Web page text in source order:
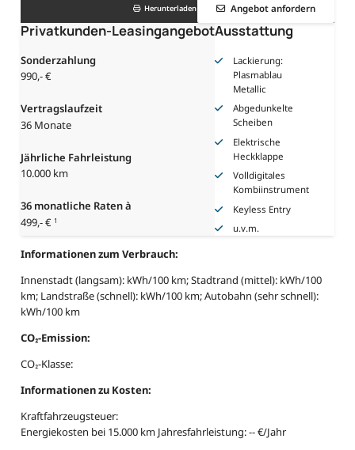
Herunterladen Angebot anfordern
Ausstattung
Lackierung:
Plasmablau
Metallic
Abgedunkelte
Scheiben
Elektrische
Heckklappe
Volldigitales
Kombiinstrument
Keyless Entry
u.v.m.
Privatkunden-Leasingangebot
Sonderzahlung
990,- €
Vertragslaufzeit
36 Monate
Jährliche Fahrleistung
10.000 km
36 monatliche Raten à
499,- € 1
Informationen zum Verbrauch:
Innenstadt (langsam): kWh/100 km; Stadtrand (mittel): kWh/100
km; Landstraße (schnell): kWh/100 km; Autobahn (sehr schnell):
kWh/100 km
CO₂-Emission:
CO₂-Klasse:
Informationen zu Kosten:
Kraftfahrzeugsteuer:
Energiekosten bei 15.000 km Jahresfahrleistung: -- €/Jahr